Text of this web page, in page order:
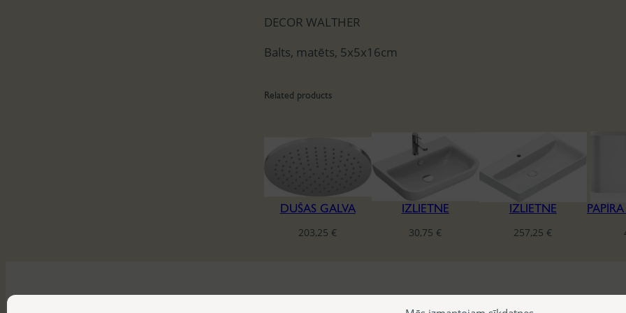
DECOR WALTHER
Balts, matēts, 5x5x16cm
Related products
DUŠAS GALVA
203,25€
IZLIETNE
30,75€
IZLIETNE
257,25€